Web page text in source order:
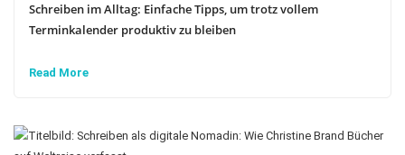
Schreiben im Alltag: Einfache Tipps, um trotz vollem
Terminkalender produktiv zu bleiben
Read More